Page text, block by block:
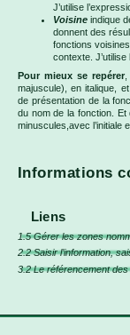
J’utilise
Voisine indique
donnent des
fonctions
contexte. J’utilise
Pour mieux se repérer,
majuscule), en italique,
de présentation de la
du nom de la fonction.
minuscules,avec l’initiale
Informations
Liens
1.5 Gérer les zones
2.2 Saisir l’information,
3.2 Le référencement des